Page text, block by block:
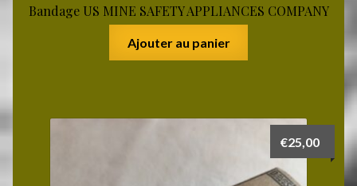
Bandage US MINE SAFETY APPLIANCES COMPANY
Ajouter au panier
€25,00